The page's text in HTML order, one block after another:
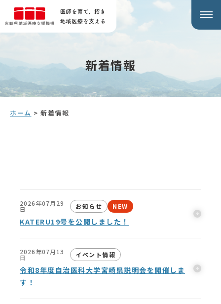
新着情報
ホーム > 新着情報
2026年07月29
日 お知らせ NEW
KATERU19号を公開しました！
2026年07月13
日 イベント情報
令和8年度自治医科大学宮崎県説明会を開催しま
す！